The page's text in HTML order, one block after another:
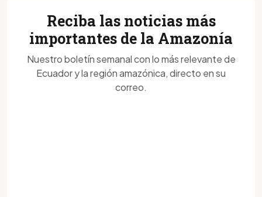
Reciba las noticias más
importantes de la Amazonía
Nuestro boletín semanal con lo más relevante de
Ecuador y la región amazónica, directo en su
correo.